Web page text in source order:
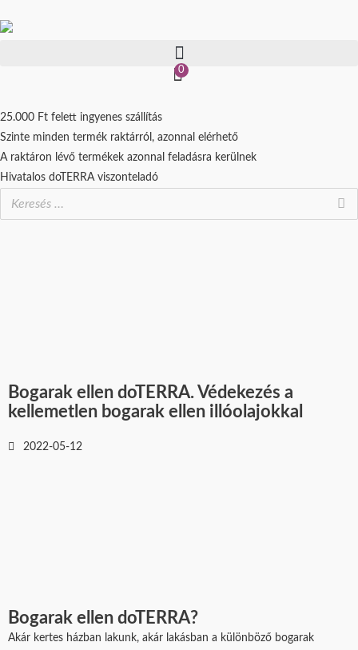
to
0
25.000 Ft felett ingyenes szállítás
Szinte minden termék raktárról, azonnal elérhető
A raktáron lévő termékek azonnal feladásra kerülnek
Hivatalos doTERRA viszonteladó
Bogarak ellen doTERRA. Védekezés a
kellemetlen bogarak ellen illóolajokkal
2022-05-12
Bogarak ellen doTERRA?
Akár kertes házban lakunk, akár lakásban a különböző bogarak